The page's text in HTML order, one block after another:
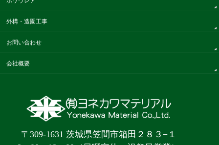
外構・造園工事
お問い合わせ
会社概要
〒309-1631 茨城県笠間市箱田２８３−１